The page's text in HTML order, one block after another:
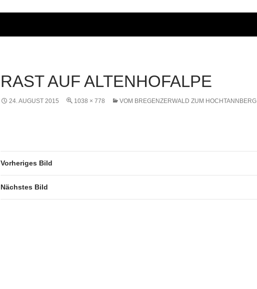
RAST AUF ALTENHOFALPE
24. AUGUST 2015 1038 × 778 VOM BREGENZERWALD ZUM HOCHTANNBERG
Vorheriges Bild
Nächstes Bild